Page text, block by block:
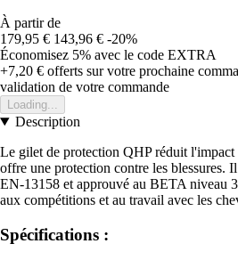
À partir de
179,95 € 143,96 € -20%
Économisez 5% avec le code EXTRA
+7,20 € offerts sur votre prochaine
validation de votre commande
Loading...
Description
Le gilet de protection QHP réduit l'impact
offre une protection contre les blessures.
EN-13158 et approuvé au BETA niveau
aux compétitions et au travail avec les
Spécifications :